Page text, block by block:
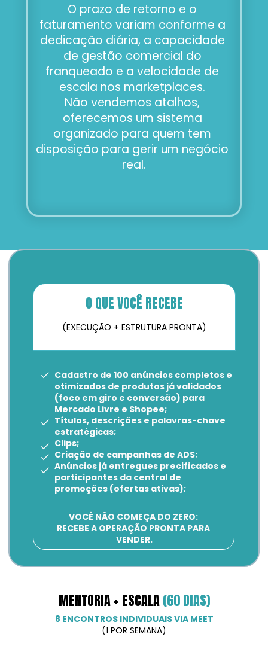
O prazo de retorno e o
faturamento variam conforme a
dedicação diária, a capacidade
de gestão comercial do
franqueado e a velocidade de
escala nos marketplaces.
Não vendemos atalhos,
oferecemos um sistema
organizado para quem tem
disposição para gerir um negócio
real.
MENTORIA + ESCALA (60 DIAS)
O QUE VOCÊ RECEBE
8 ENCONTROS INDIVIDUAIS VIA MEET
(1 POR SEMANA)
(EXECUÇÃO + ESTRUTURA PRONTA)
Cadastro de 100 anúncios completos e
otimizados de produtos já validados
(foco em giro e conversão) para
Mercado Livre e Shopee;
Títulos, descrições e palavras-chave
estratégicas;
Clips;
Criação de campanhas de ADS;
Anúncios já entregues precificados e
participantes da central de
promoções (ofertas ativas);
VOCÊ NÃO COMEÇA DO ZERO:
RECEBE A OPERAÇÃO PRONTA PARA
VENDER.